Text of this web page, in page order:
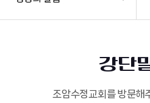
강단
조암수정교회를 방문해